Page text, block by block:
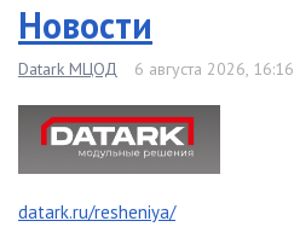
Новости
Datark МЦОД 6 августа 2026, 16:16
datark.ru/resheniya/